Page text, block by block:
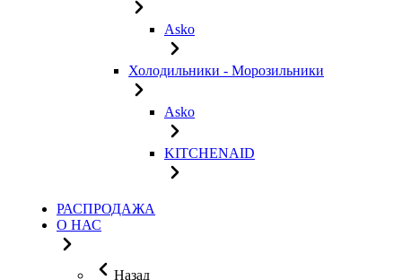
Asko
Холодильники - Морозильники
Asko
KITCHENAID
РАСПРОДАЖА
О НАС
Назад